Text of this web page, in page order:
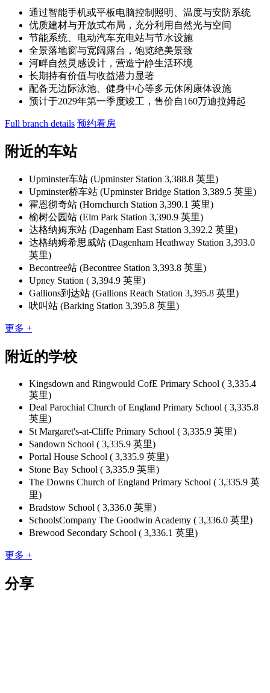
通过智能手机或平板电脑控制照明、温度与安防系统
优质建材与开放式布局，充分利用自然光与空间
节能系统、电动汽车充电站与节水设施
全景落地窗与宽阔露台，饱览绝美景致
河畔自然灵感设计，营造宁静生活环境
长期持有价值与收益潜力显著
配备无边际泳池、健身中心等多元休闲康体设施
预计于2029年第一季度竣工，售价自160万迪拉姆起
Full branch details 预约看房
附近的车站
Upminster车站 (Upminster Station 3,388.8 英里)
Upminster桥车站 (Upminster Bridge Station 3,389.5 英里)
霍恩彻奇站 (Hornchurch Station 3,390.1 英里)
榆树公园站 (Elm Park Station 3,390.9 英里)
达格纳姆东站 (Dagenham East Station 3,392.2 英里)
达格纳姆希思威站 (Dagenham Heathway Station 3,393.0
英里)
Becontree站 (Becontree Station 3,393.8 英里)
Upney Station ( 3,394.9 英里)
Gallions到达站 (Gallions Reach Station 3,395.8 英里)
吠叫站 (Barking Station 3,395.8 英里)
更多 +
附近的学校
Kingsdown and Ringwould CofE Primary School ( 3,335.4
英里)
Deal Parochial Church of England Primary School ( 3,335.8
英里)
St Margaret's-at-Cliffe Primary School ( 3,335.9 英里)
Sandown School ( 3,335.9 英里)
Portal House School ( 3,335.9 英里)
Stone Bay School ( 3,335.9 英里)
The Downs Church of England Primary School ( 3,335.9 英
里)
Bradstow School ( 3,336.0 英里)
SchoolsCompany The Goodwin Academy ( 3,336.0 英里)
Brewood Secondary School ( 3,336.1 英里)
更多 +
分享